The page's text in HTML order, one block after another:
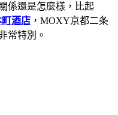
係還是怎麼樣，比起
酒店 ，MOXY京都二条
常特別。